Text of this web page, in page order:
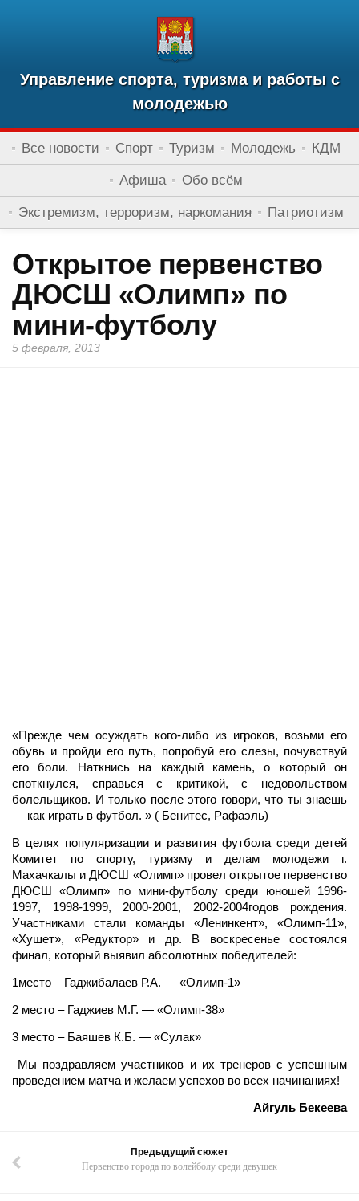
Управление спорта, туризма и работы с
молодежью
Все новости Спорт Туризм Молодежь КДМ
Афиша Обо всём
Экстремизм, терроризм, наркомания Патриотизм
Открытое первенство
ДЮСШ «Олимп» по
мини-футболу
5 февраля, 2013
«Прежде чем осуждать кого-либо из игроков, возьми его
обувь и пройди его путь, попробуй его слезы, почувствуй
его боли. Наткнись на каждый камень, о который он
споткнулся, справься с критикой, с недовольством
болельщиков. И только после этого говори, что ты знаешь
— как играть в футбол. » ( Бенитес, Рафаэль)
В целях популяризации и развития футбола среди детей
Комитет по спорту, туризму и делам молодежи г.
Махачкалы и ДЮСШ «Олимп» провел открытое первенство
ДЮСШ «Олимп» по мини-футболу среди юношей 1996-
1997, 1998-1999, 2000-2001, 2002-2004годов рождения.
Участниками стали команды «Ленинкент», «Олимп-11»,
«Хушет», «Редуктор» и др. В воскресенье состоялся
финал, который выявил абсолютных победителей:
1место – Гаджибалаев Р.А. — «Олимп-1»
2 место – Гаджиев М.Г. — «Олимп-38»
3 место – Баяшев К.Б. — «Сулак»
Мы поздравляем участников и их тренеров с успешным
проведением матча и желаем успехов во всех начинаниях!
Айгуль Бекеева
Предыдущий сюжет
Первенство города по волейболу среди девушек